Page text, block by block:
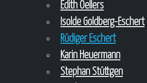
Edith Oellers
Isolde Goldberg-Eschert
Rüdiger Eschert
Karin Heuermann
Stephan Stüttgen